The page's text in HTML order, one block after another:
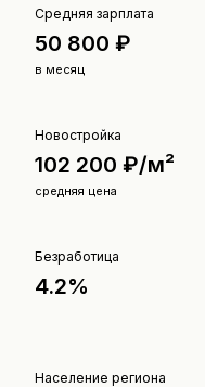
Средняя зарплата
50 800 ₽
в месяц
Новостройка
102 200 ₽/м²
средняя цена
Безработица
4.2%
Население региона